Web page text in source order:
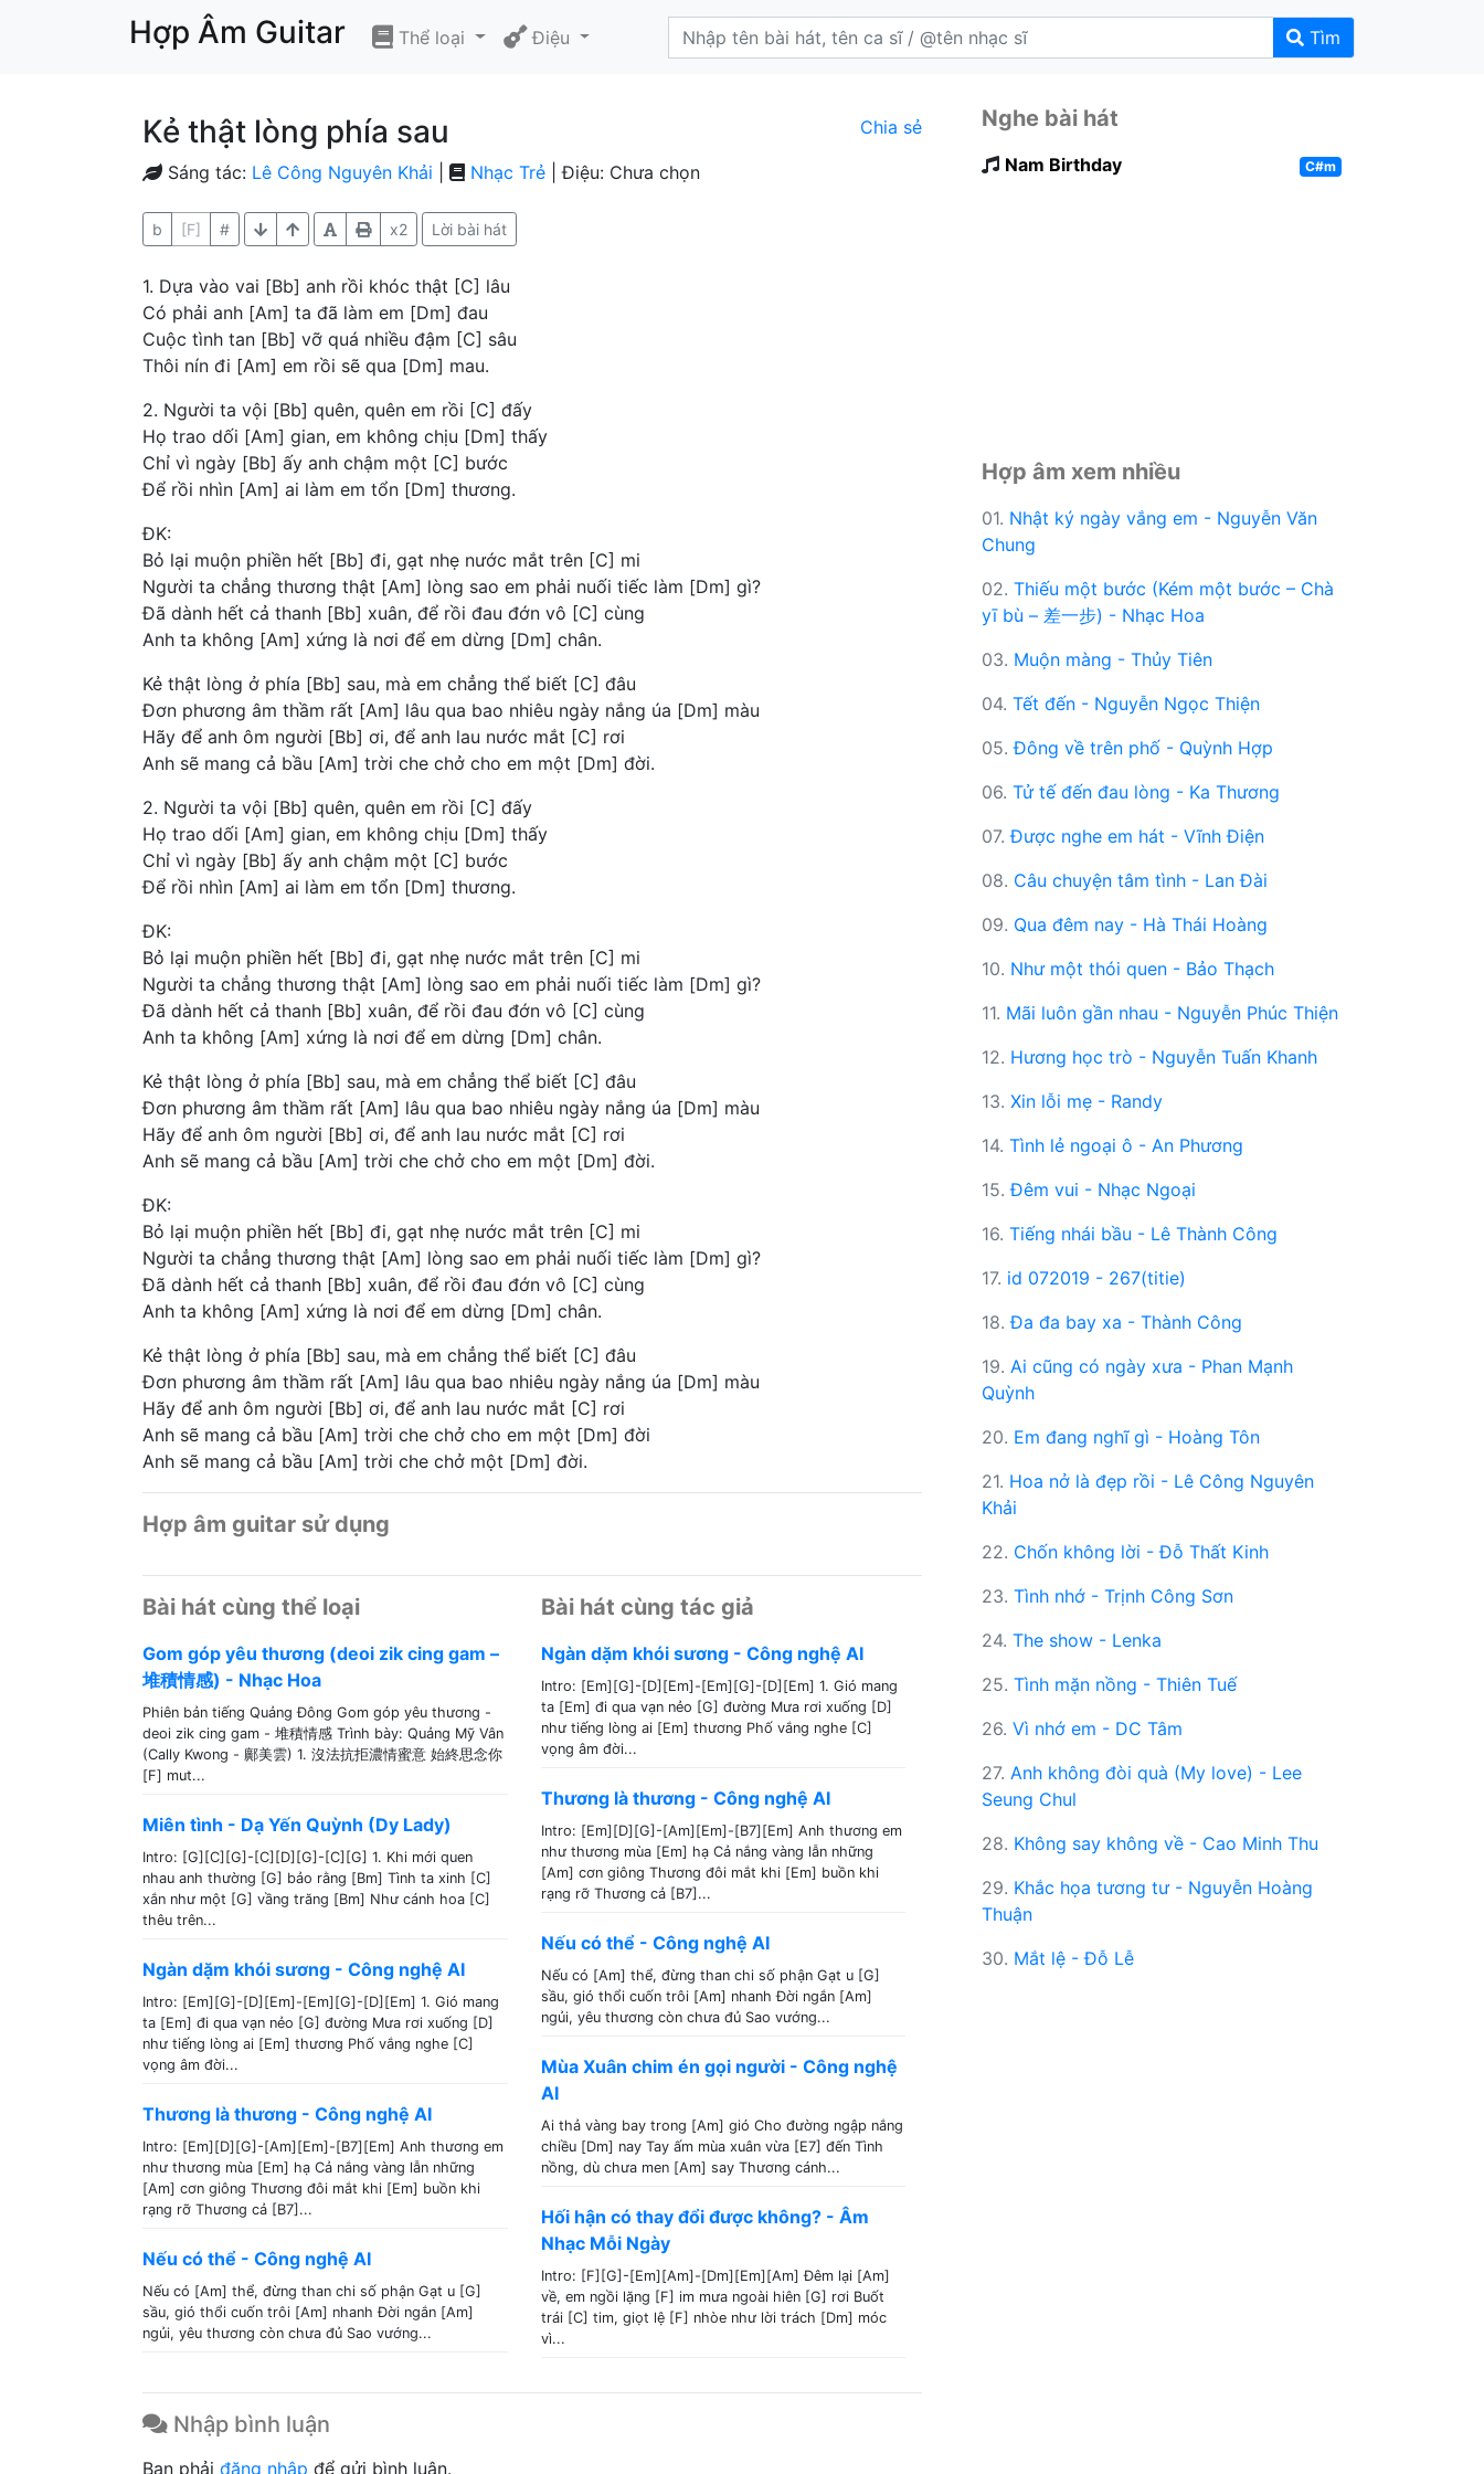
Hợp Âm Guitar Thể loại Điệu Tìm
Kẻ thật lòng phía sau Chia sẻ
Sáng tác: Lê Công Nguyên Khải Nhạc Trẻ | Điệu: Chưa chọn
b [F] # x2 Lời bài hát
1. Dựa vào vai [Bb] anh rồi khóc thật [C] lâu
Có phải anh [Am] ta đã làm em [Dm] đau
Cuộc tình tan [Bb] vỡ quá nhiều đậm [C] sâu
Thôi nín đi [Am] em rồi sẽ qua [Dm] mau.
2. Người ta vội [Bb] quên, quên em rồi [C] đấy
Họ trao dối [Am] gian, em không chịu [Dm] thấy
Chỉ vì ngày [Bb] ấy anh chậm một [C] bước
Để rồi nhìn [Am] ai làm em tổn [Dm] thương.
ĐK:
Bỏ lại muộn phiền hết [Bb] đi, gạt nhẹ nước mắt trên [C] mi
Người ta chẳng thương thật [Am] lòng sao em phải nuối tiếc làm [Dm] gì?
Đã dành hết cả thanh [Bb] xuân, để rồi đau đớn vô [C] cùng
Anh ta không [Am] xứng là nơi để em dừng [Dm] chân.
Kẻ thật lòng ở phía [Bb] sau, mà em chẳng thể biết [C] đâu
Đơn phương âm thầm rất [Am] lâu qua bao nhiêu ngày nắng úa [Dm] màu
Hãy để anh ôm người [Bb] ơi, để anh lau nước mắt [C] rơi
Anh sẽ mang cả bầu [Am] trời che chở cho em một [Dm] đời.
2. Người ta vội [Bb] quên, quên em rồi [C] đấy
Họ trao dối [Am] gian, em không chịu [Dm] thấy
Chỉ vì ngày [Bb] ấy anh chậm một [C] bước
Để rồi nhìn [Am] ai làm em tổn [Dm] thương.
ĐK:
Bỏ lại muộn phiền hết [Bb] đi, gạt nhẹ nước mắt trên [C] mi
Người ta chẳng thương thật [Am] lòng sao em phải nuối tiếc làm [Dm] gì?
Đã dành hết cả thanh [Bb] xuân, để rồi đau đớn vô [C] cùng
Anh ta không [Am] xứng là nơi để em dừng [Dm] chân.
Kẻ thật lòng ở phía [Bb] sau, mà em chẳng thể biết [C] đâu
Đơn phương âm thầm rất [Am] lâu qua bao nhiêu ngày nắng úa [Dm] màu
Hãy để anh ôm người [Bb] ơi, để anh lau nước mắt [C] rơi
Anh sẽ mang cả bầu [Am] trời che chở cho em một [Dm] đời.
ĐK:
Bỏ lại muộn phiền hết [Bb] đi, gạt nhẹ nước mắt trên [C] mi
Người ta chẳng thương thật [Am] lòng sao em phải nuối tiếc làm [Dm] gì?
Đã dành hết cả thanh [Bb] xuân, để rồi đau đớn vô [C] cùng
Anh ta không [Am] xứng là nơi để em dừng [Dm] chân.
Kẻ thật lòng ở phía [Bb] sau, mà em chẳng thể biết [C] đâu
Đơn phương âm thầm rất [Am] lâu qua bao nhiêu ngày nắng úa [Dm] màu
Hãy để anh ôm người [Bb] ơi, để anh lau nước mắt [C] rơi
Anh sẽ mang cả bầu [Am] trời che chở cho em một [Dm] đời
Anh sẽ mang cả bầu [Am] trời che chở một [Dm] đời.
Hợp âm guitar sử dụng
Bài hát cùng thể loại
Gom góp yêu thương (deoi zik cing gam –
堆積情感) - Nhạc Hoa
Phiên bản tiếng Quảng Đông Gom góp yêu thương -
deoi zik cing gam - 堆積情感 Trình bày: Quảng Mỹ Vân
(Cally Kwong - 鄺美雲) 1. 沒法抗拒濃情蜜意 始終思念你
[F] mut...
Miên tình - Dạ Yến Quỳnh (Dy Lady)
Intro: [G][C][G]-[C][D][G]-[C][G] 1. Khi mới quen
nhau anh thường [G] bảo rằng [Bm] Tình ta xinh [C]
xắn như một [G] vầng trăng [Bm] Như cánh hoa [C]
thêu trên...
Ngàn dặm khói sương - Công nghệ AI
Intro: [Em][G]-[D][Em]-[Em][G]-[D][Em] 1. Gió mang
ta [Em] đi qua vạn nẻo [G] đường Mưa rơi xuống [D]
như tiếng lòng ai [Em] thương Phố vắng nghe [C]
vọng âm đời...
Thương là thương - Công nghệ AI
Intro: [Em][D][G]-[Am][Em]-[B7][Em] Anh thương em
như thương mùa [Em] hạ Cả nắng vàng lẫn những
[Am] cơn giông Thương đôi mắt khi [Em] buồn khi
rạng rỡ Thương cả [B7]...
Nếu có thể - Công nghệ AI
Nếu có [Am] thể, đừng than chi số phận Gạt u [G]
sầu, gió thổi cuốn trôi [Am] nhanh Đời ngắn [Am]
ngủi, yêu thương còn chưa đủ Sao vướng...
Bài hát cùng tác giả
Ngàn dặm khói sương - Công nghệ AI
Intro: [Em][G]-[D][Em]-[Em][G]-[D][Em] 1. Gió mang
ta [Em] đi qua vạn nẻo [G] đường Mưa rơi xuống [D]
như tiếng lòng ai [Em] thương Phố vắng nghe [C]
vọng âm đời...
Thương là thương - Công nghệ AI
Intro: [Em][D][G]-[Am][Em]-[B7][Em] Anh thương em
như thương mùa [Em] hạ Cả nắng vàng lẫn những
[Am] cơn giông Thương đôi mắt khi [Em] buồn khi
rạng rỡ Thương cả [B7]...
Nếu có thể - Công nghệ AI
Nếu có [Am] thể, đừng than chi số phận Gạt u [G]
sầu, gió thổi cuốn trôi [Am] nhanh Đời ngắn [Am]
ngủi, yêu thương còn chưa đủ Sao vướng...
Mùa Xuân chim én gọi người - Công nghệ
AI
Ai thả vàng bay trong [Am] gió Cho đường ngập nắng
chiều [Dm] nay Tay ấm mùa xuân vừa [E7] đến Tình
nồng, dù chưa men [Am] say Thương cánh...
Hối hận có thay đổi được không? - Âm
Nhạc Mỗi Ngày
Intro: [F][G]-[Em][Am]-[Dm][Em][Am] Đêm lại [Am]
về, em ngồi lặng [F] im mưa ngoài hiên [G] rơi Buốt
trái [C] tim, giọt lệ [F] nhòe như lời trách [Dm] móc
vì...
Nhập bình luận
Bạn phải đăng nhập để gửi bình luận.
Nghe bài hát
Nam Birthday C#m
Hợp âm xem nhiều
01. Nhật ký ngày vắng em - Nguyễn Văn
Chung
02. Thiếu một bước (Kém một bước – Chà
yī bù – 差一步) - Nhạc Hoa
03. Muộn màng - Thủy Tiên
04. Tết đến - Nguyễn Ngọc Thiện
05.Đông về trên phố - Quỳnh Hợp
06. Tử tế đến đau lòng - Ka Thương
07.Được nghe em hát - Vĩnh Điện
08. Câu chuyện tâm tình - Lan Đài
09. Qua đêm nay - Hà Thái Hoàng
10. Như một thói quen - Bảo Thạch
11. Mãi luôn gần nhau - Nguyễn Phúc Thiện
12. Hương học trò - Nguyễn Tuấn Khanh
13. Xin lỗi mẹ - Randy
14. Tình lẻ ngoại ô - An Phương
15.Đêm vui - Nhạc Ngoại
16. Tiếng nhái bầu - Lê Thành Công
17. id 072019 - 267(titie)
18.Đa đa bay xa - Thành Công
19. Ai cũng có ngày xưa - Phan Mạnh
Quỳnh
20. Em đang nghĩ gì - Hoàng Tôn
21. Hoa nở là đẹp rồi - Lê Công Nguyên
Khải
22. Chốn không lời - Đỗ Thất Kinh
23. Tình nhớ - Trịnh Công Sơn
24. The show - Lenka
25. Tình mặn nồng - Thiên Tuế
26. Vì nhớ em - DC Tâm
27. Anh không đòi quà (My love) - Lee
Seung Chul
28. Không say không về - Cao Minh Thu
29. Khắc họa tương tư - Nguyễn Hoàng
Thuận
30. Mắt lệ - Đỗ Lễ